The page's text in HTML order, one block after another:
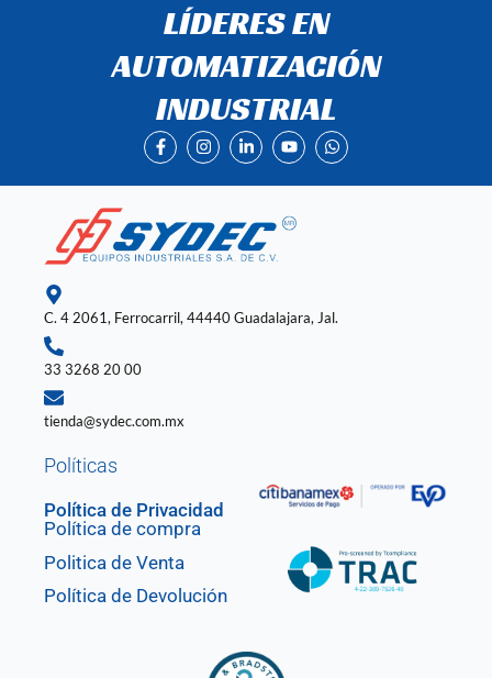
LÍDERES EN
AUTOMATIZACIÓN
INDUSTRIAL
F
a
c
e
o
o
k
I
n
s
t
g
r
a
L
i
n
k
d
i
n
Y
o
u
t
b
e
W
h
a
t
C. 4 2061, Ferrocarril, 44440 Guadalajara, Jal.
33 3268 20 00
tienda@sydec.com.mx
Políticas
Política de Privacidad
Política de compra
Politica de Venta
Política de Devolución